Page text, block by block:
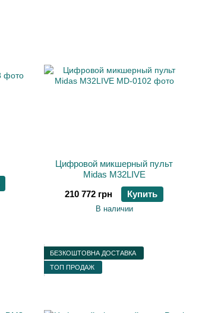
Цифровой микшерный пульт
Midas M32LIVE
210 772 грн
Купить
В наличии
БЕЗКОШТОВНА ДОСТАВКА
ТОП ПРОДАЖ